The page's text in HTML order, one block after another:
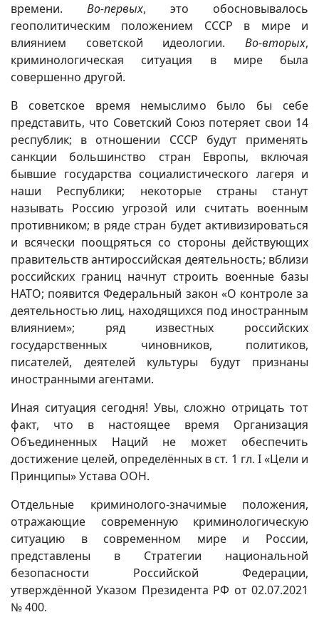
времени. Во-первых, это обосновывалось
геополитическим положением СССР в мире и
влиянием советской идеологии. Во-вторых,
криминологическая ситуация в мире была
совершенно другой.
В советское время немыслимо было бы себе
представить, что Советский Союз потеряет свои 14
республик; в отношении СССР будут применять
санкции большинство стран Европы, включая
бывшие государства социалистического лагеря и
наши Республики; некоторые страны станут
называть Россию угрозой или считать военным
противником; в ряде стран будет активизироваться
и всячески поощряться со стороны действующих
правительств антироссийская деятельность; вблизи
российских границ начнут строить военные базы
НАТО; появится Федеральный закон «О контроле за
деятельностью лиц, находящихся под иностранным
влиянием»; ряд известных российских
государственных чиновников, политиков,
писателей, деятелей культуры будут признаны
иностранными агентами.
Иная ситуация сегодня! Увы, сложно отрицать тот
факт, что в настоящее время Организация
Объединенных Наций не может обеспечить
достижение целей, определённых в ст. 1 гл. I «Цели и
Принципы» Устава ООН.
Отдельные криминолого-значимые положения,
отражающие современную криминологическую
ситуацию в современном мире и России,
представлены в Стратегии национальной
безопасности Российской Федерации,
утверждённой Указом Президента РФ от 02.07.2021
№ 400.